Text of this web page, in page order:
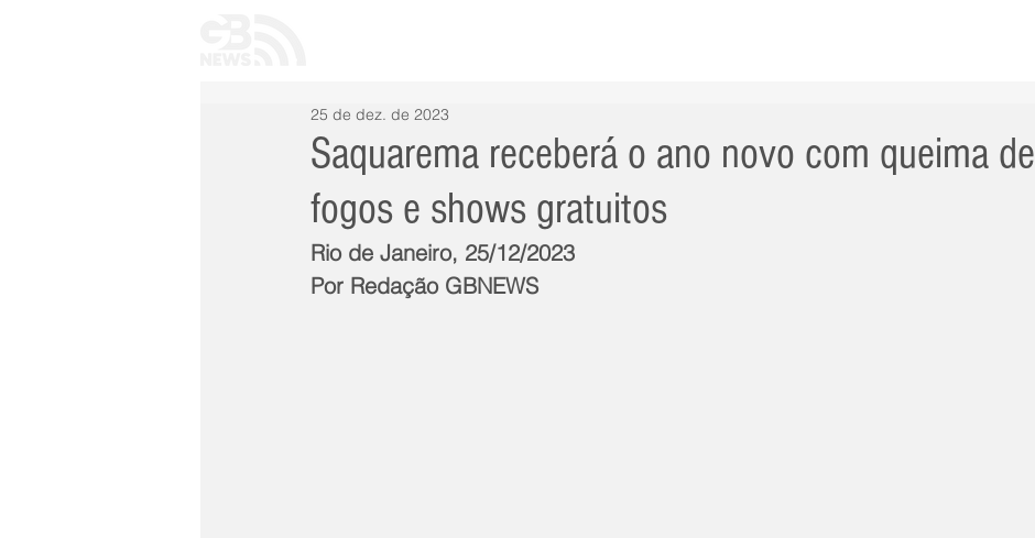
Saquarema receberá o ano novo com queima de
fogos e shows gratuitos
25 de dez. de 2023
Rio de Janeiro, 25/12/2023
Por Redação GBNEWS